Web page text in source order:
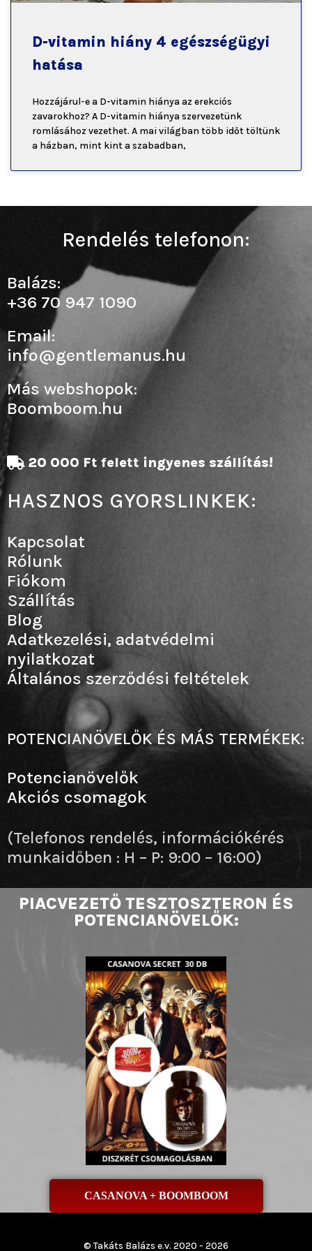
D-vitamin hiány 4 egészségügyi
hatása
Hozzájárul-e a D-vitamin hiánya az erekciós
zavarokhoz? A D-vitamin hiánya szervezetünk
romlásához vezethet. A mai világban több időt töltünk
a házban, mint kint a szabadban,
PIACVEZETŐ TESZTOSZTERON ÉS
POTENCIANÖVELŐK:
CASANOVA + BOOMBOOM
20 000 Ft felett ingyenes szállítás!
HASZNOS GYORSLINKEK:
Kapcsolat
Rólunk
Fiókom
Szállítás
Blog
Adatkezelési, adatvédelmi
nyilatkozat
Általános szerződési feltételek
POTENCIANÖVELŐK ÉS MÁS TERMÉKEK:
Potencianövelők
Akciós csomagok
(Telefonos rendelés, információkérés
munkaidőben : H – P: 9:00 – 16:00)
Rendelés telefonon:
Balázs:
+36 70 947 1090
Email:
info@gentlemanus.hu
Más webshopok:
Boomboom.hu
© Takáts Balázs e.v. 2020 - 2026